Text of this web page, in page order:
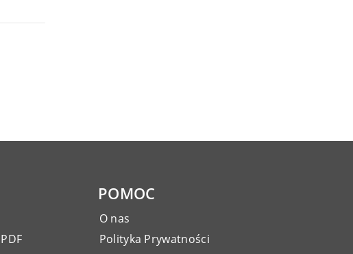
POMOC
O nas
Polityka Prywatności